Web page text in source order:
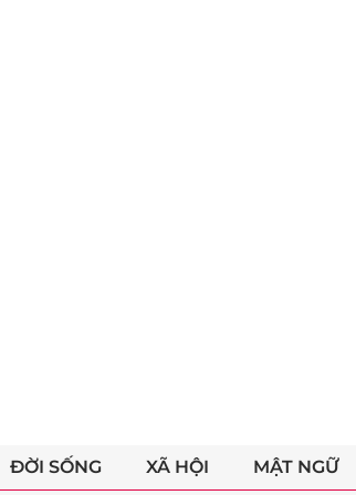
ĐỜI SỐNG XÃ HỘI MẬT NGỮ